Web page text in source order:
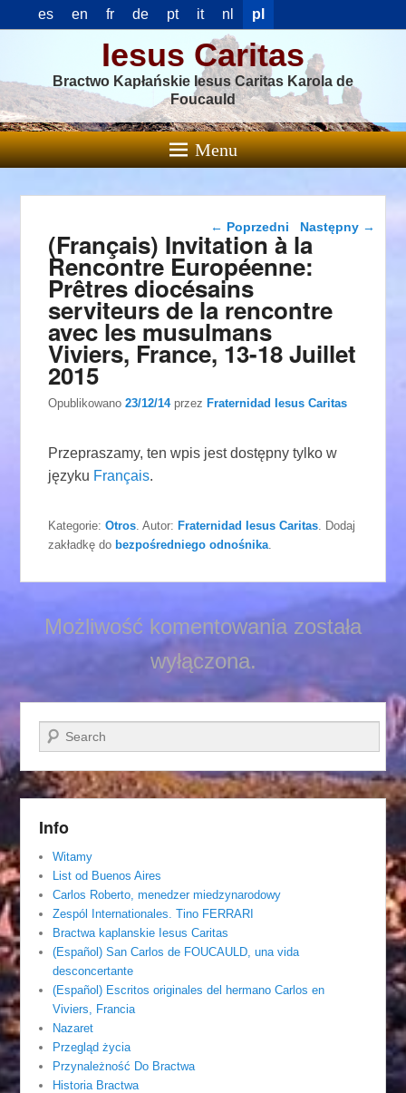
es en fr de pt it nl pl
Iesus Caritas
Bractwo Kapłańskie Iesus Caritas Karola de
Foucauld
Menu
Nawigacja wpisu
← Poprzedni Następny →
(Français) Invitation à la
Rencontre Européenne:
Prêtres diocésains
serviteurs de la rencontre
avec les musulmans
Viviers, France, 13-18 Juillet
2015
Opublikowano23/12/14 przezFraternidad Iesus Caritas
Przepraszamy, ten wpis jest dostępny tylko w
języku Français.
Kategorie:Otros . Autor:Fraternidad Iesus Caritas . Dodaj
zakładkę do bezpośredniego odnośnika
Możliwość komentowania została
wyłączona.
Szukaj
Info
Witamy
List od Buenos Aires
Carlos Roberto, menedzer miedzynarodowy
Zespól Internationales. Tino FERRARI
Bractwa kaplanskie Iesus Caritas
(Español) San Carlos de FOUCAULD, una vida
desconcertante
(Español) Escritos originales del hermano Carlos en
Viviers, Francia
Nazaret
Przegląd życia
Przynależność Do Bractwa
Historia Bractwa